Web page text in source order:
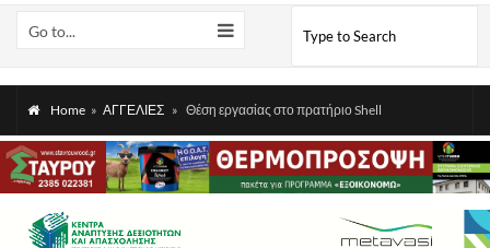
Go to...
Home » ΑΓΓΕΛΙΕΣ » Θέση εργασίας στο πρατήριο Shell